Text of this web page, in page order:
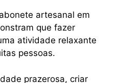
artesanal em
que fazer
atividade relaxante
pessoas.
prazerosa, criar